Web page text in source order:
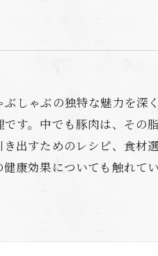
しゃぶの独特な魅力を深
す。中でも豚肉は、その
出すためのレシピ、食材
康効果についても触れ